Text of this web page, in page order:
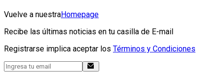
Vuelve a nuestraHomepage
Recibe las últimas noticias en tu casilla de E-mail
Registrarse implica aceptar los Términos y Condiciones